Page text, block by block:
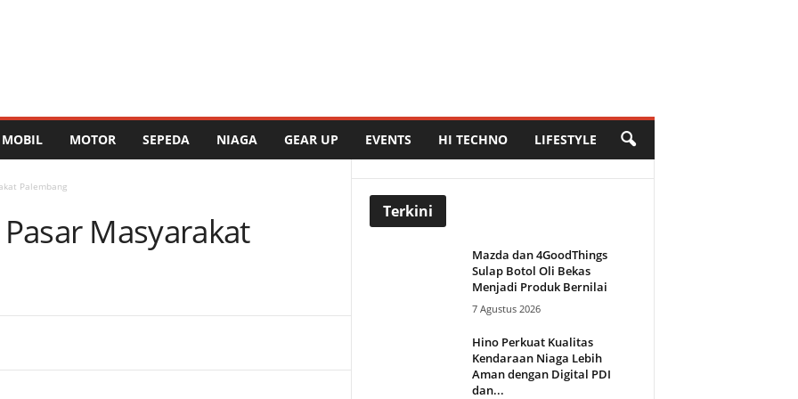
MOBIL MOTOR SEPEDA NIAGA GEAR UP EVENTS HI TECHNO LIFESTYLE
Palembang
Masyarakat
Terkini
Mazda dan 4GoodThings
Sulap Botol Oli Bekas
Menjadi Produk Bernilai
7 Agustus 2026
Hino Perkuat Kualitas
Kendaraan Niaga Lebih
Aman dengan Digital PDI
dan...